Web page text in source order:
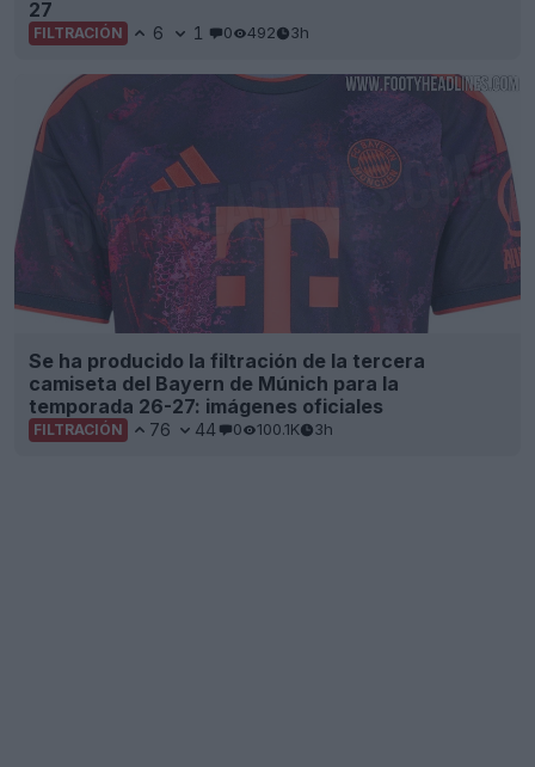
27
FILTRACIÓN 6 1 0 492 3h
Se ha producido la filtración de la tercera
camiseta del Bayern de Múnich para la
temporada 26-27: imágenes oficiales
FILTRACIÓN 76 44 0 100.1K 3h